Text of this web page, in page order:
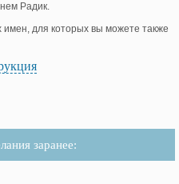
Радик.
имен, для которых вы можете также
заранее: